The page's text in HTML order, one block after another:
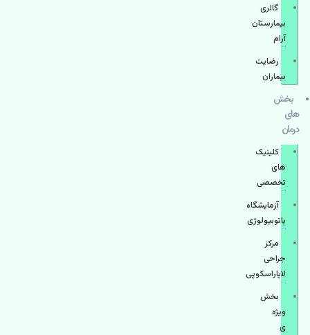
گالری
بیمارستان
آرام
رضایت
بیماران
بخش
های
درمان
کلینیک
های
تخصصی
آزمایشگاه
پاتوبیولوژی
مرکز
جراحی
لاپاراسکوپی
بخش
ویژه
ی